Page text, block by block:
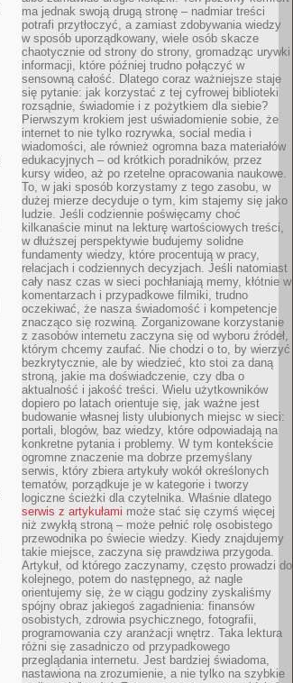
ma jednak swoją drugą stronę – nadmiar treści
potrafi przytłoczyć, a zamiast zdobywania wiedzy
w sposób uporządkowany, wiele osób skacze
chaotycznie od strony do strony, gromadząc urywki
informacji, które później trudno połączyć w
sensowną całość. Dlatego coraz ważniejsze staje
się pytanie: jak korzystać z tej cyfrowej biblioteki
rozsądnie, świadomie i z pożytkiem dla siebie?
Pierwszym krokiem jest uświadomienie sobie, że
internet to nie tylko rozrywka, social media i
wiadomości, ale również ogromna baza materiałów
edukacyjnych – od krótkich poradników, przez
kursy wideo, aż po rzetelne opracowania naukowe.
To, w jaki sposób korzystamy z tego zasobu, w
dużej mierze decyduje o tym, kim stajemy się jako
ludzie. Jeśli codziennie poświęcamy choć
kilkanaście minut na lekturę wartościowych treści,
w dłuższej perspektywie budujemy solidne
fundamenty wiedzy, które procentują w pracy,
relacjach i codziennych decyzjach. Jeśli natomiast
cały nasz czas w sieci pochłaniają memy, kłótnie w
komentarzach i przypadkowe filmiki, trudno
oczekiwać, że nasza świadomość i kompetencje
znacząco się rozwiną. Zorganizowane korzystanie
z zasobów internetu zaczyna się od wyboru źródeł,
którym chcemy zaufać. Nie chodzi o to, by wierzyć
bezkrytycznie, ale by wiedzieć, kto stoi za daną
stroną, jakie ma doświadczenie, czy dba o
aktualność i jakość treści. Wielu użytkowników
dopiero po latach orientuje się, jak ważne jest
budowanie własnej listy ulubionych miejsc w sieci:
portali, blogów, baz wiedzy, które odpowiadają na
konkretne pytania i problemy. W tym kontekście
ogromne znaczenie ma dobrze przemyślany
serwis, który zbiera artykuły wokół określonych
tematów, porządkuje je w kategorie i tworzy
logiczne ścieżki dla czytelnika. Właśnie dlatego
serwis z artykułami może stać się czymś więcej
niż zwykłą stroną – może pełnić rolę osobistego
przewodnika po świecie wiedzy. Kiedy znajdujemy
takie miejsce, zaczyna się prawdziwa przygoda.
Artykuł, od którego zaczynamy, często prowadzi do
kolejnego, potem do następnego, aż nagle
orientujemy się, że w ciągu godziny zyskaliśmy
spójny obraz jakiegoś zagadnienia: finansów
osobistych, zdrowia psychicznego, fotografii,
programowania czy aranżacji wnętrz. Taka lektura
różni się zasadniczo od przypadkowego
przeglądania internetu. Jest bardziej świadoma,
nastawiona na zrozumienie, a nie tylko na szybkie